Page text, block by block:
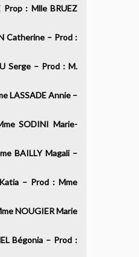
Prop : Mlle BRUEZ
Catherine – Prod :
Serge – Prod : M.
LASSADE Annie –
SODINI Marie-
BAILLY Magali –
– Prod : Mme
NOUGIER Marie
Bégonia – Prod :